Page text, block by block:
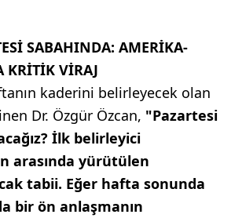
SABAHINDA: AMERİKA-
KRİTİK VİRAJ
kaderini belirleyecek olan
Dr. Özgür Özcan, "Pazartesi
İlk belirleyici
arasında yürütülen
tabii. Eğer hafta sonunda
bir ön anlaşmanın